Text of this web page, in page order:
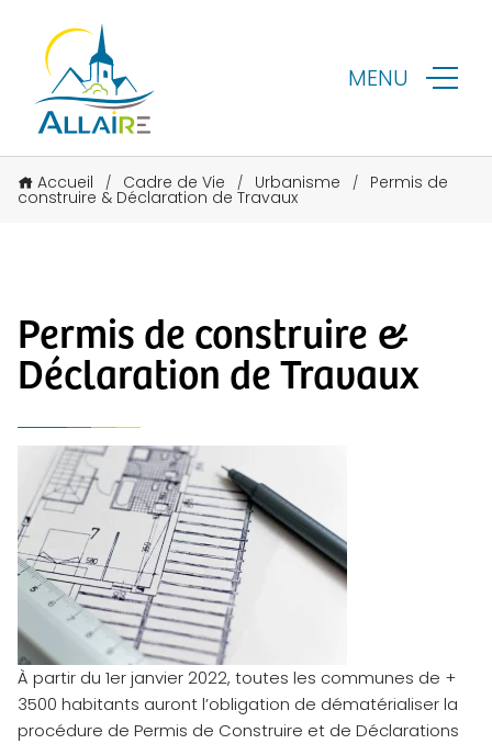
MENU
Accueil / Cadre de Vie / Urbanisme / Permis de
construire & Déclaration de Travaux
Permis de construire &
Déclaration de Travaux
À partir du 1er janvier 2022, toutes les communes de +
3500 habitants auront l’obligation de dématérialiser la
procédure de Permis de Construire et de Déclarations